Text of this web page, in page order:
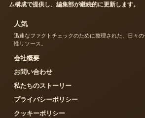
ム構成で提供し、編集部が継続的に更新します。
人気
迅速なファクトチェックのために整理された、日々
性リソース。
会社概要
お問い合わせ
私たちのストーリー
プライバシーポリシー
クッキーポリシー